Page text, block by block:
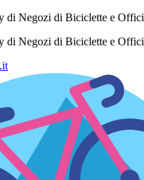
Negozi di Biciclette e
Negozi di Biciclette e